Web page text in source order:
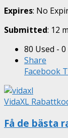
Expires: No
Submitted: 12
80 Used -
Share
Facebook
VidaXL
Få de bästa